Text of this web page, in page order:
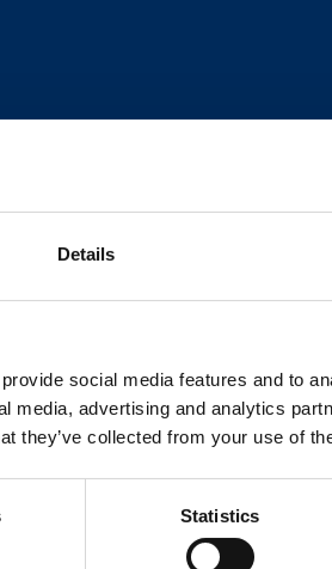
Details
social media features and to
media, advertising and analytics
they’ve collected from your use of
Statistics